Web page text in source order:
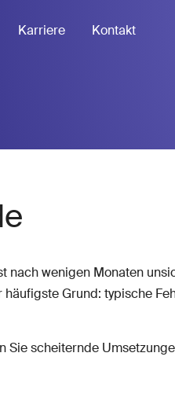
Karriere Kontakt
nach wenigen Monaten
Grund: typische
scheiternde